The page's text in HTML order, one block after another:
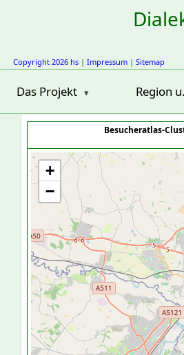
Copyright 2026 hs | Impressum | Sitemap
Das Projekt Region
Besucheratlas-
+
−